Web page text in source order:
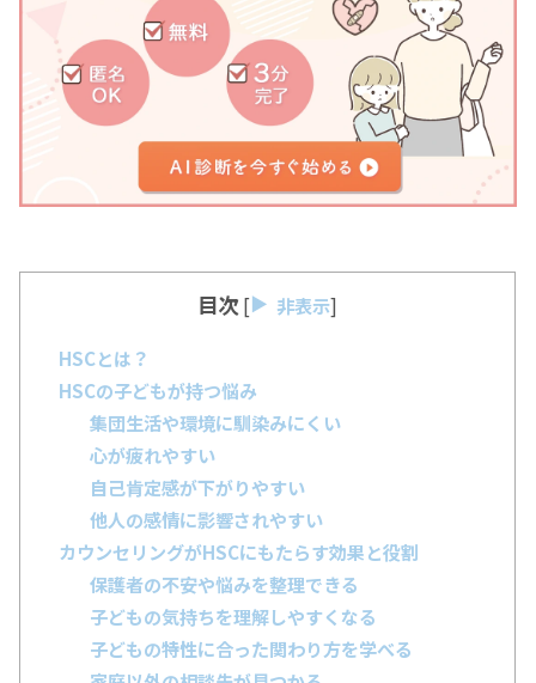
目次 [ 非表示]
HSCとは？
HSCの子どもが持つ悩み
集団生活や環境に馴染みにくい
心が疲れやすい
自己肯定感が下がりやすい
他人の感情に影響されやすい
カウンセリングがHSCにもたらす効果と役割
保護者の不安や悩みを整理できる
子どもの気持ちを理解しやすくなる
子どもの特性に合った関わり方を学べる